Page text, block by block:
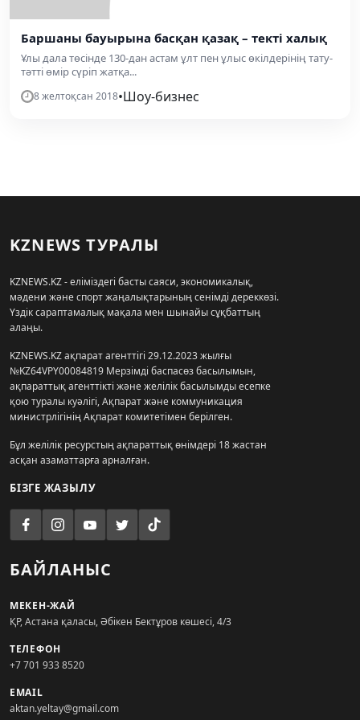
Баршаны бауырына басқан қазақ – текті халық
Ұлы дала төсінде 130-дан астам ұлт пен ұлыс өкілдерінің тату-
тәтті өмір сүріп жатқа...
8 желтоқсан 2018•Шоу-бизнес
KZNEWS ТУРАЛЫ
KZNEWS.KZ - еліміздегі басты саяси, экономикалық,
мәдени және спорт жаңалықтарының сенімді дереккөзі.
Үздік сараптамалық мақала мен шынайы сұқбаттың
алаңы.
KZNEWS.KZ ақпарат агенттігі 29.12.2023 жылғы
№KZ64VPY00084819 Мерзімді баспасөз басылымын,
ақпараттық агенттікті және желілік басылымды есепке
қою туралы куәлігі, Ақпарат және коммуникация
министрлігінің Ақпарат комитетімен берілген.
Бұл желілік ресурстың ақпараттық өнімдері 18 жастан
асқан азаматтарға арналған.
БІЗГЕ ЖАЗЫЛУ
БАЙЛАНЫС
МЕКЕН-ЖАЙ
ҚР, Астана қаласы, Әбікен Бектұров көшесі, 4/3
ТЕЛЕФОН
+7 701 933 8520
EMAIL
aktan.yeltay@gmail.com